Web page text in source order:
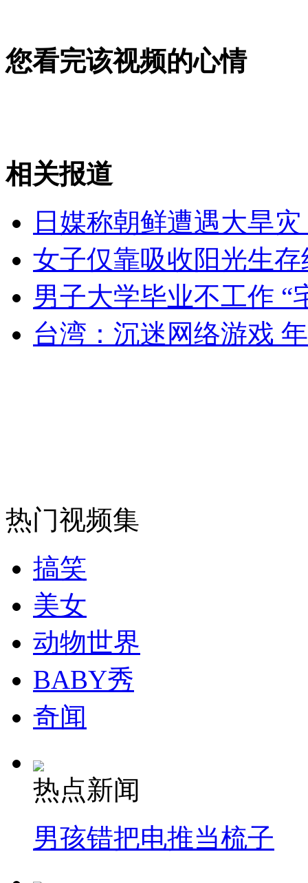
普京访印除推销武器外还有更大的战略利益
山西运城恶犬咬伤多人 警民合力深夜将其击毙
女孩北京地铁殴打老人 痛下狠手拳打脚踢
无痛分娩是否安全 医生回应
走！跟着总书记去植树
纽约上演“枕头大战”
您看完该视频的心情
相关报道
日媒称朝鲜遭遇大旱
女子仅靠吸收阳光生
男子大学毕业不工作 “
台湾：沉迷网络游戏
热门视频集
搞笑
美女
动物世界
BABY秀
奇闻
热点新闻
男孩错把电推当梳子